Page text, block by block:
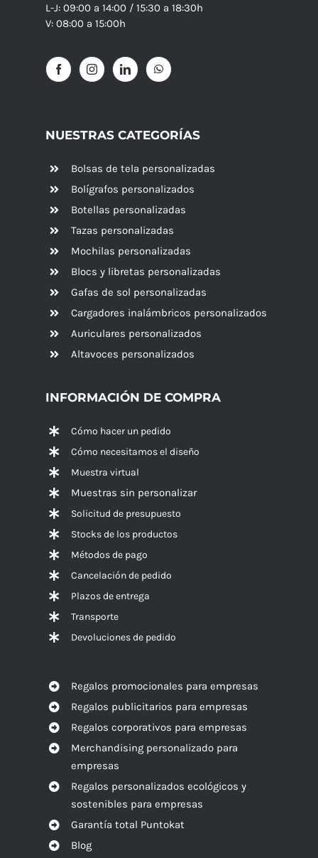
L-J: 09:00 a 14:00 / 15:30 a 18:30h
V: 08:00 a 15:00h
NUESTRAS CATEGORÍAS
Bolsas de tela personalizadas
Bolígrafos personalizados
Botellas personalizadas
Tazas personalizadas
Mochilas personalizadas
Blocs y libretas personalizadas
Gafas de sol personalizadas
Cargadores inalámbricos personalizados
Auriculares personalizados
Altavoces personalizados
INFORMACIÓN DE COMPRA
Cómo hacer un pedido
Cómo necesitamos el diseño
Muestra virtual
Muestras sin personalizar
Solicitud de presupuesto
Stocks de los productos
Métodos de pago
Cancelación de pedido
Plazos de entrega
Transporte
Devoluciones de pedido
Regalos promocionales para empresas
Regalos publicitarios para empresas
Regalos corporativos para empresas
Merchandising personalizado para
empresas
Regalos personalizados ecológicos y
sostenibles para empresas
Garantía total Puntokat
Blog